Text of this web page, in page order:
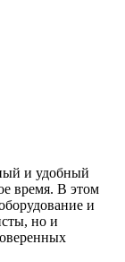
и удобный
время. В этом
и
но и